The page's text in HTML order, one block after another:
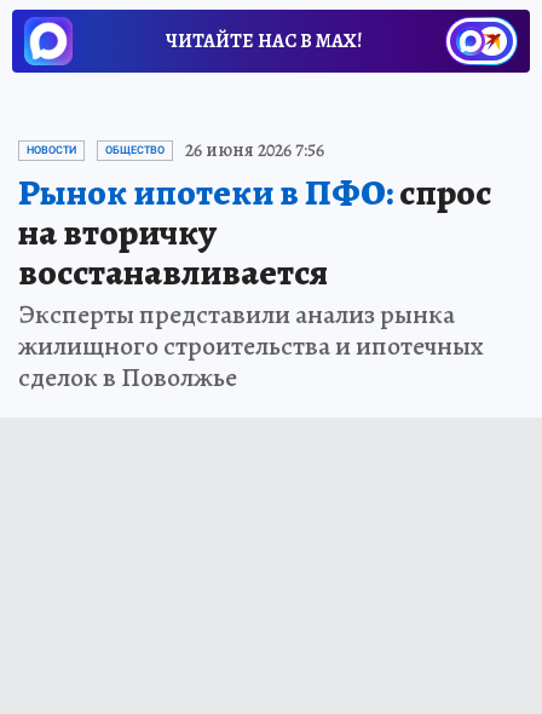
ЧИТАЙТЕ НАС В МАХ!
НОВОСТИ ОБЩЕСТВО 26 июня 2026 7:56
Рынок ипотеки в ПФО:спрос
на вторичку
восстанавливается
Эксперты представили анализ рынка
жилищного строительства и ипотечных
сделок в Поволжье